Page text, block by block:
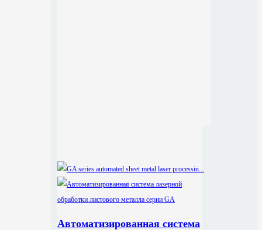
Автоматизированная система